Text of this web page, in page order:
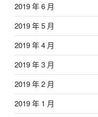
2019 年 6 月
2019 年 5 月
2019 年 4 月
2019 年 3 月
2019 年 2 月
2019 年 1 月